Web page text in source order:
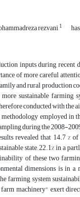
rezvani1
inputs during recent
of more careful
and rural production
sustainable farming
conducted with
employed in
during the 2008-
revealed that 14.7
state, 22.1% in a
of these two
dimensions is in
farming system
farm machinery" exert